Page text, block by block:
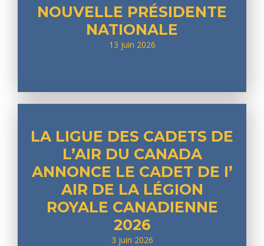
NOUVELLE PRÉSIDENTE
NATIONALE
13 juin 2026
LA LIGUE DES CADETS DE
L’AIR DU CANADA
ANNONCE LE CADET DE I’
AIR DE LA LÉGION
ROYALE CANADIENNE
2026
3 juin 2026